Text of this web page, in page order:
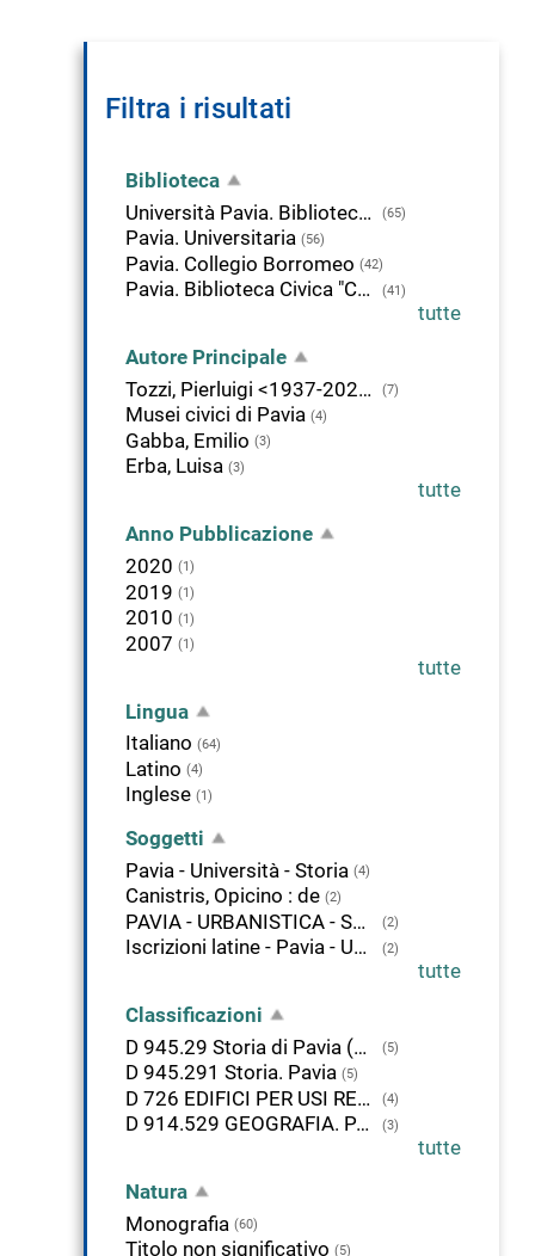
Filtra i risultati
Biblioteca
Università Pavia. Biblioteca di Studi Umanistici
(65)
Pavia. Universitaria (56)
Pavia. Collegio Borromeo (42)
Pavia. Biblioteca Civica "Carlo Bonetta" (41)
tutte
Autore Principale
Tozzi, Pierluigi <1937-2026>
(7)
Musei civici di Pavia (4)
Gabba, Emilio (3)
Erba, Luisa (3)
tutte
Anno Pubblicazione
2020 (1)
2019 (1)
2010 (1)
2007 (1)
tutte
Lingua
Italiano (64)
Latino (4)
Inglese (1)
Soggetti
Pavia - Università - Storia (4)
Canistris, Opicino : de (2)
PAVIA - URBANISTICA - STORIA (2)
Iscrizioni latine - Pavia - Università degli studi - Istituto di archeologia (2)
tutte
Classificazioni
D 945.29 Storia di Pavia (prov.)
(5)
D 945.291 Storia. Pavia (5)
D 726 EDIFICI PER USI RELIGIOSI (4)
D 914.529 GEOGRAFIA. PAVIA (PROV.) (3)
tutte
Natura
Monografia (60)
Titolo non significativo (5)